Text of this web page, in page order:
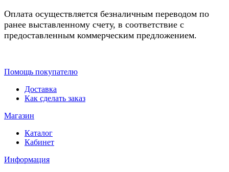
Оплата осуществляется безналичным переводом по
ранее выставленному счету, в соответствие с
предоставленным коммерческим предложением.
Помощь покупателю
Доставка
Как сделать заказ
Магазин
Каталог
Кабинет
Информация